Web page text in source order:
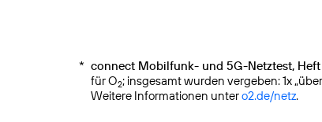
* connect Mobilfunk- und 5G-Netztest, Heft
für O2; insgesamt wurden vergeben: 1x
Weitere Informationen untero2.de/netz.